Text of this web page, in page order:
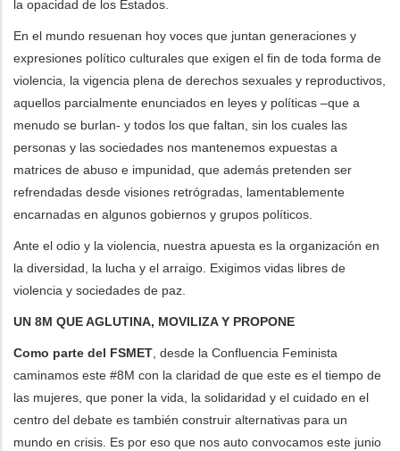
la opacidad de los Estados.
En el mundo resuenan hoy voces que juntan generaciones y
expresiones político culturales que exigen el fin de toda forma de
violencia, la vigencia plena de derechos sexuales y reproductivos,
aquellos parcialmente enunciados en leyes y políticas –que a
menudo se burlan- y todos los que faltan, sin los cuales las
personas y las sociedades nos mantenemos expuestas a
matrices de abuso e impunidad, que además pretenden ser
refrendadas desde visiones retrógradas, lamentablemente
encarnadas en algunos gobiernos y grupos políticos.
Ante el odio y la violencia, nuestra apuesta es la organización en
la diversidad, la lucha y el arraigo. Exigimos vidas libres de
violencia y sociedades de paz.
UN 8M QUE AGLUTINA, MOVILIZA Y PROPONE
Como parte del FSMET , desde la Confluencia Feminista
caminamos este #8M con la claridad de que este es el tiempo de
las mujeres, que poner la vida, la solidaridad y el cuidado en el
centro del debate es también construir alternativas para un
mundo en crisis. Es por eso que nos auto convocamos este junio